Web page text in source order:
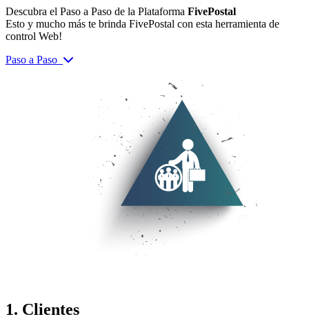
Descubra el Paso a Paso de la Plataforma FivePostal
Esto y mucho más te brinda FivePostal con esta herramienta de
control Web!
Paso a Paso
1. Clientes